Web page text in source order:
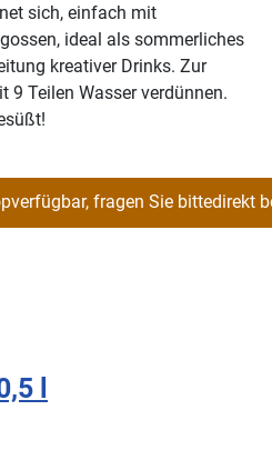
sich, einfach mit
ideal als sommerliches
kreativer Drinks. Zur
9 Teilen Wasser verdünnen.
l